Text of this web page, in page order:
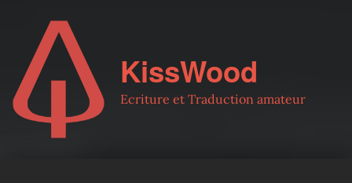
KissWood
Ecriture et Traduction amateur